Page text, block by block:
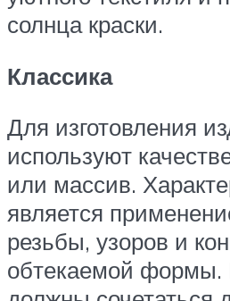
солнца краски.
Классика
Для изготовления
используют
или массив.
является
резьбы, узоров и
обтекаемой формы.